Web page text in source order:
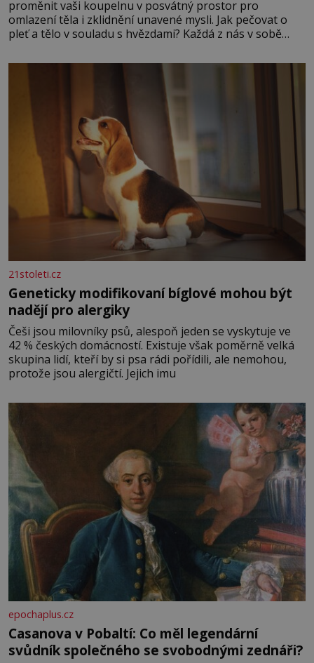
proměnit vaši koupelnu v posvátný prostor pro
omlazení těla i zklidnění unavené mysli. Jak pečovat o
pleť a tělo v souladu s hvězdami? Každá z nás v sobě
povaze, ale i v potřebách naší pokožky. Ohnivá znamení
Ženy narozené ve znamení Berana, Lva a Střelce v sobě
nesou žár, odvahu a neutuchající elán. Vaše
21stoleti.cz
Geneticky modifikovaní bíglové mohou být
nadějí pro alergiky
Češi jsou milovníky psů, alespoň jeden se vyskytuje ve
42 % českých domácností. Existuje však poměrně velká
skupina lidí, kteří by si psa rádi pořídili, ale nemohou,
protože jsou alergičtí. Jejich imu
epochaplus.cz
Casanova v Pobaltí: Co měl legendární
svůdník společného se svobodnými zednáři?